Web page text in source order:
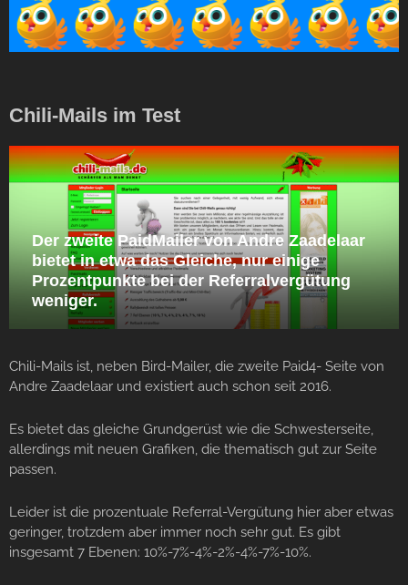
Chili-Mails im Test
Der zweite PaidMailer von Andre Zaadelaar
bietet in etwa das Gleiche, nur einige
Prozentpunkte bei der Referralvergütung
weniger.
Chili-Mails ist, neben Bird-Mailer, die zweite Paid4- Seite von
Andre Zaadelaar und existiert auch schon seit 2016.
Es bietet das gleiche Grundgerüst wie die Schwesterseite,
allerdings mit neuen Grafiken, die thematisch gut zur Seite
passen.
Leider ist die prozentuale Referral-Vergütung hier aber etwas
geringer, trotzdem aber immer noch sehr gut. Es gibt
insgesamt 7 Ebenen: 10%-7%-4%-2%-4%-7%-10%.